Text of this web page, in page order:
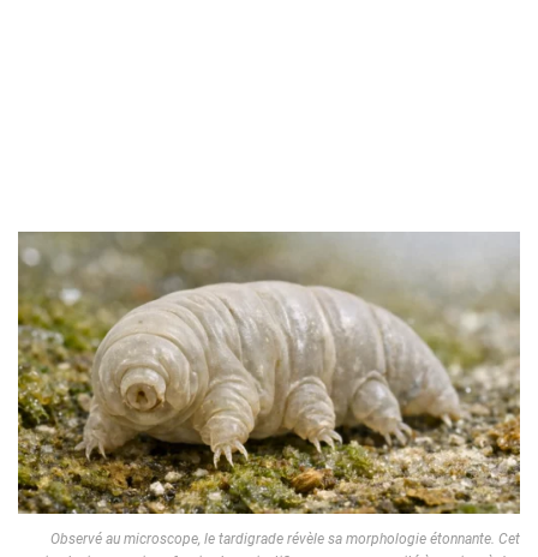
Observé au microscope, le tardigrade révèle sa morphologie étonnante. Cet